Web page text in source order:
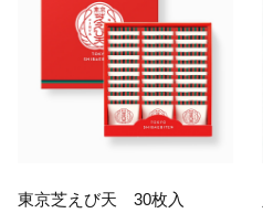
東京芝えび天 30枚入